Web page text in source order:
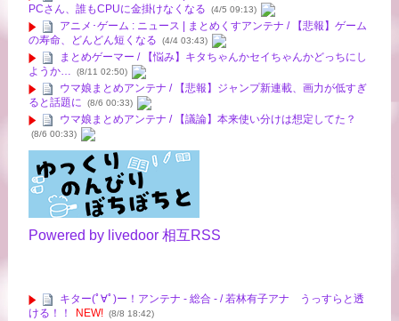
PCさん、誰もCPUに金掛けなくなる
(4/5 09:13)
アニメ･ゲーム : ニュース | まとめくすアンテナ / 【悲報】ゲーム
の寿命、どんどん短くなる
(4/4 03:43)
まとめゲーマー / 【悩み】キタちゃんかセイちゃんかどっちにし
ようか…
(8/11 02:50)
ウマ娘まとめアンテナ / 【悲報】ジャンプ新連載、画力が低すぎ
ると話題に
(8/6 00:33)
ウマ娘まとめアンテナ / 【議論】本来使い分けは想定してた？
(8/6 00:33)
Powered by livedoor 相互RSS
キター(ﾟ∀ﾟ)ー！アンテナ - 総合 - / 若林有子アナ うっすらと透
ける！！
NEW! (8/8 18:42)